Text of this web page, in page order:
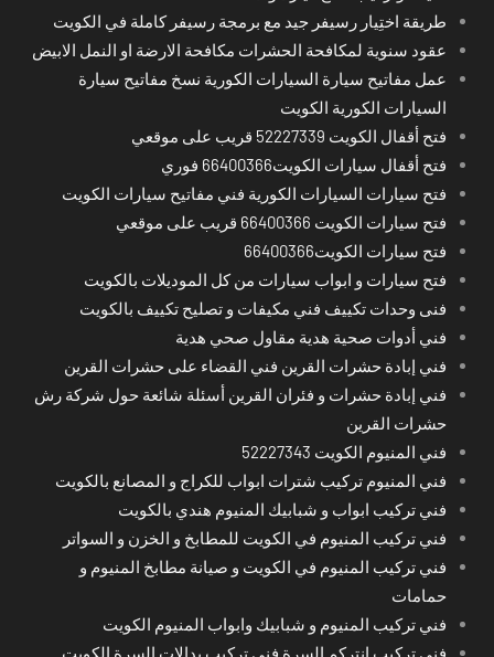
طريقة اختِيار رسيفر جيد مع برمجة رسيفر كاملة في الكويت
عقود سنوية لمكافحة الحشرات مكافحة الارضة او النمل الابيض
عمل مفاتيح سيارة السيارات الكورية نسخ مفاتيح سيارة
السيارات الكورية الكويت
فتح أقفال الكويت 52227339 قريب على موقعي
فتح أقفال سيارات الكويت66400366 فوري
فتح سيارات السيارات الكورية فني مفاتيح سيارات الكويت
فتح سيارات الكويت 66400366 قريب على موقعي
فتح سيارات الكويت66400366
فتح سيارات و ابواب سيارات من كل الموديلات بالكويت
فنى وحدات تكييف فني مكيفات و تصليح تكييف بالكويت
فني أدوات صحية هدية مقاول صحي هدية
فني إبادة حشرات القرين فني القضاء على حشرات القرين
فني إبادة حشرات و فئران القرين أسئلة شائعة حول شركة رش
حشرات القرين
فني المنيوم الكويت 52227343
فني المنيوم تركيب شترات ابواب للكراج و المصانع بالكويت
فني تركيب ابواب و شبابيك المنيوم هندي بالكويت
فني تركيب المنيوم في الكويت للمطابخ و الخزن و السواتر
فني تركيب المنيوم في الكويت و صيانة مطابخ المنيوم و
حمامات
فني تركيب المنيوم و شبابيك وابواب المنيوم الكويت
فني تركيب انتركم السرة فني تركيب بدالات السرة الكويت